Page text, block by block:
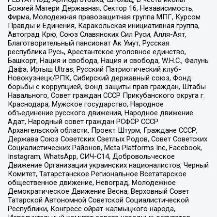
Божией Матери Державная, Сектор 16, Независимость,
Фирма, Молодежная правозащитная группа МПГ, Курсом
Правды и Единения, Каракольская инициативная группа,
Автоград Крю, Союз Славянских Сил Руси, Алля-Аят,
Благотворительный пансионат Ак Умут, Русская
республика Русь, Арестантское уголовное единство,
Башкорт, Нация и свобода, Нация и свобода, W.H.С., Фалунь
Дафа, Иртыш Ultras, Русский Патриотический клуб-
Новокузнецк/РПК, Сибирский державный союз, Фонд
борьбы с коррупцией, Фонд защиты прав граждан, Штабы
Навального, Совет граждан СССР Прикубанского округа г.
Краснодара, Мужское государство, Народное
объединение русского движения, Народное движение
Адат, Народный совет граждан РСФСР СССР
Архангельской области, Проект Штурм, Граждане СССР,
Держава Союз Советских Светлых Родов, Совет Советских
Социалистических Районов, Meta Platforms Inc, Facebook,
Instagram, WhatsApp, СИЧ-С14, Добровольческое
Движение Организации украинских националистов, Черный
Комитет, Татарстанское Региональное Всетатарское
общественное движение, Невоград, Молодежное
Демократическое Движение Весна, Верховный Совет
Татарской Автономной Советской Социалистической
Республики, Конгресс ойрат-калмыцкого народа,